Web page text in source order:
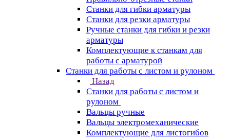
Станки для гибки арматуры
Станки для резки арматуры
Ручные станки для гибки и резки
арматуры
Комплектующие к станкам для
работы с арматурой
Станки для работы с листом и рулоном
Назад
Станки для работы с листом и
рулоном
Вальцы ручные
Вальцы электромеханические
Комплектующие для листогибов